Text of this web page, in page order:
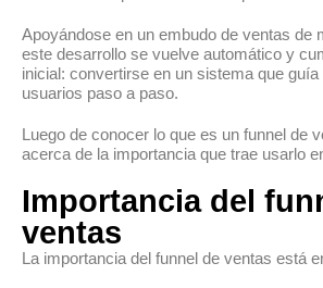
Apoyándose en un embudo de ventas de
este desarrollo se vuelve automático y
inicial: convertirse en un sistema que
usuarios paso a paso.
Luego de conocer lo que es un funnel de
acerca de la importancia que trae usarlo
Importancia del
ventas
La importancia del funnel de ventas está